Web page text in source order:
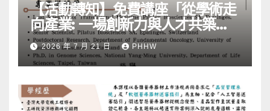
【活動轉知】免費講座「從學術走
向產業: ⼀場創新力與⼈才共築的
旅程」
2026 年 7 月 21 日 PHHW